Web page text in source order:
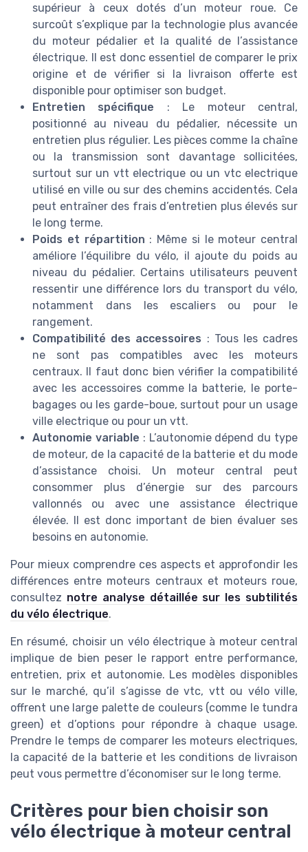
supérieur à ceux dotés d’un moteur roue. Ce
surcoût s’explique par la technologie plus avancée
du moteur pédalier et la qualité de l’assistance
électrique. Il est donc essentiel de comparer le prix
origine et de vérifier si la livraison offerte est
disponible pour optimiser son budget.
Entretien spécifique : Le moteur central,
positionné au niveau du pédalier, nécessite un
entretien plus régulier. Les pièces comme la chaîne
ou la transmission sont davantage sollicitées,
surtout sur un vtt electrique ou un vtc electrique
utilisé en ville ou sur des chemins accidentés. Cela
peut entraîner des frais d’entretien plus élevés sur
le long terme.
Poids et répartition : Même si le moteur central
améliore l’équilibre du vélo, il ajoute du poids au
niveau du pédalier. Certains utilisateurs peuvent
ressentir une différence lors du transport du vélo,
notamment dans les escaliers ou pour le
rangement.
Compatibilité des accessoires : Tous les cadres
ne sont pas compatibles avec les moteurs
centraux. Il faut donc bien vérifier la compatibilité
avec les accessoires comme la batterie, le porte-
bagages ou les garde-boue, surtout pour un usage
ville electrique ou pour un vtt.
Autonomie variable : L’autonomie dépend du type
de moteur, de la capacité de la batterie et du mode
d’assistance choisi. Un moteur central peut
consommer plus d’énergie sur des parcours
vallonnés ou avec une assistance électrique
élevée. Il est donc important de bien évaluer ses
besoins en autonomie.
Pour mieux comprendre ces aspects et approfondir les
différences entre moteurs centraux et moteurs roue,
consultez notre analyse détaillée sur les subtilités
du vélo électrique.
En résumé, choisir un vélo électrique à moteur central
implique de bien peser le rapport entre performance,
entretien, prix et autonomie. Les modèles disponibles
sur le marché, qu’il s’agisse de vtc, vtt ou vélo ville,
offrent une large palette de couleurs (comme le tundra
green) et d’options pour répondre à chaque usage.
Prendre le temps de comparer les moteurs electriques,
la capacité de la batterie et les conditions de livraison
peut vous permettre d’économiser sur le long terme.
Critères pour bien choisir son
vélo électrique à moteur central